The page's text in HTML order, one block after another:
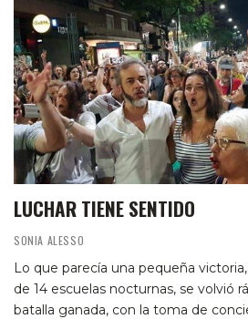
LUCHAR TIENE SENTIDO
SONIA ALESSO
Lo que parecía una pequeña
de 14 escuelas nocturnas, se volvió
batalla ganada, con la toma de